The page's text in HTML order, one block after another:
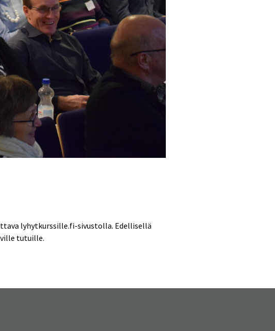
lyhytkurssille.fi-sivustolla. Edellisellä
tutuille.